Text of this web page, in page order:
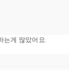
는게 많았어요.